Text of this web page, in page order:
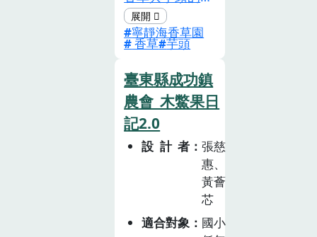
通過選擇當地、
當季農產品來促
進永續農業，並
全球糧食安全中
的重要性。活動
強調如何通過負
責任的消費選擇
減少對環境的負
擔，學生將理解
選擇本地農產品
如何減少碳足跡
與環境損害。在
續魔法–探索有
機農業與生活美
學的奧秘設計理
念本教案以食農
教育與永續發展
目標（SDGs）
為核心，通過有
機農業與自然美
學的實作活動，
讓學生在實際操
作中學習香草栽
培和認識芋頭品
寧靜海香草園
香草 芋頭
臺東縣成功鎮
農會_木鱉果日
記2.0
設計者
張慈
惠、
黃薈
芯
適合對象
國小